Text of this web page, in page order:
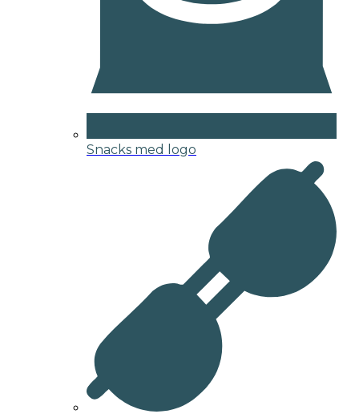
Snacks med logo